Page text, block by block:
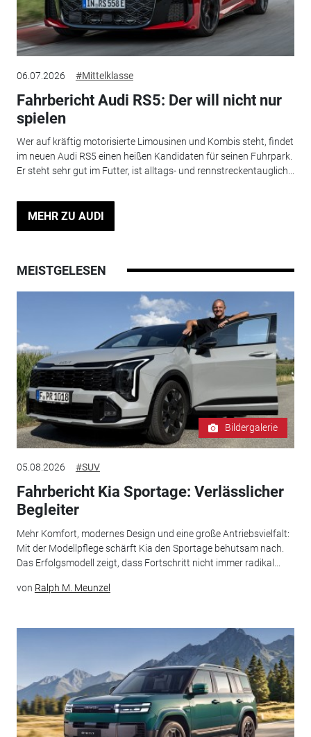
06.07.2026 #Mittelklasse
Fahrbericht Audi RS5: Der will nicht nur
spielen
Wer auf kräftig motorisierte Limousinen und Kombis steht, findet
im neuen Audi RS5 einen heißen Kandidaten für seinen Fuhrpark.
Er steht sehr gut im Futter, ist alltags- und rennstreckentauglich...
MEHR ZU AUDI
MEISTGELESEN
Bildergalerie
05.08.2026 #SUV
Fahrbericht Kia Sportage: Verlässlicher
Begleiter
Mehr Komfort, modernes Design und eine große Antriebsvielfalt:
Mit der Modellpflege schärft Kia den Sportage behutsam nach.
Das Erfolgsmodell zeigt, dass Fortschritt nicht immer radikal...
von Ralph M. Meunzel